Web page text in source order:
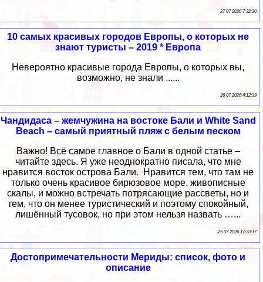
27 07 2026 7:32:30
10 самых красивых городов Европы, о которых не
знают туристы – 2019 * Европа
Невероятно красивые города Европы, о которых вы,
возможно, не знали ......
26 07 2026 4:12:39
Чандидаса – жемчужина на востоке Бали и White Sand
Beach – самый приятный пляж с белым песком
Важно! Всё самое главное о Бали в одной статье –
читайте здесь. Я уже неоднократно писала, что мне
нравится восток острова Бали. Нравится тем, что там не
только очень красивое бирюзовое море, живописные
скалы, и можно встречать потрясающие рассветы, но и
тем, что он менее туристический и поэтому спокойный,
лишённый тусовок, но при этом нельзя назвать …...
25 07 2026 17:33:17
Достопримечательности Мериды: список, фото и
описание